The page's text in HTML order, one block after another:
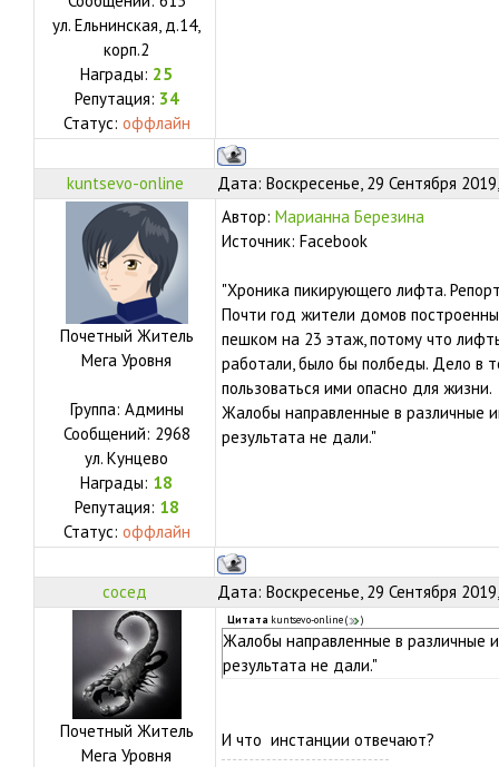
ул. Ельнинская, д.14,
корп.2
Награды: 25
Репутация: 34
Статус: оффлайн
kuntsevo-online Дата: Воскресенье, 29 Сентября
Почетный Житель
Мега Уровня
Группа: Админы
Сообщений: 2968
ул. Кунцево
Награды: 18
Репутация: 18
Статус: оффлайн
Автор: Марианна Березина
Источник: Facebook
"Хроника пикирующего лифта.
Почти год жители домов
пешком на 23 этаж, потому что
работали, было бы полбеды. Дело в
пользоваться ими опасно для жизни.
Жалобы направленные в различные
результата не дали."
сосед Дата: Воскресенье, 29 Сентября
Почетный Житель
Мега Уровня
Цитата kuntsevo-online( )
Жалобы направленные в различные
результата не дали."
И что инстанции отвечают?